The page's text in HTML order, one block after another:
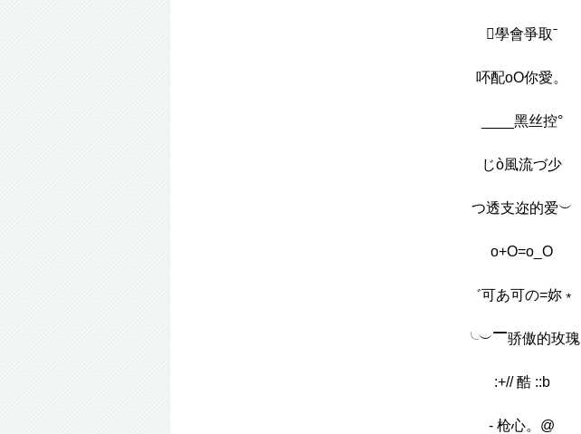
學會爭取ˉ
吥配oO你愛。
____黑丝控°
じò風流づ少
つ透支迩的爱︶
o+O=o_O
゛可あ可の=妳﹡
╰︶▔骄傲的玫瑰
:+// 酷 ::b
- 枪心。@